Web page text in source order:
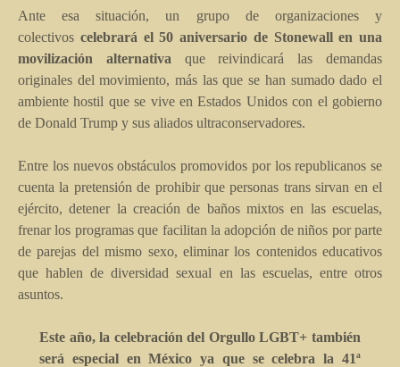
Ante esa situación, un grupo de organizaciones y
colectivos celebrará el 50 aniversario de Stonewall en una
movilización alternativa que reivindicará las demandas
originales del movimiento, más las que se han sumado dado el
ambiente hostil que se vive en Estados Unidos con el gobierno
de Donald Trump y sus aliados ultraconservadores.
Entre los nuevos obstáculos promovidos por los republicanos se
cuenta la pretensión de prohibir que personas trans sirvan en el
ejército, detener la creación de baños mixtos en las escuelas,
frenar los programas que facilitan la adopción de niños por parte
de parejas del mismo sexo, eliminar los contenidos educativos
que hablen de diversidad sexual en las escuelas, entre otros
asuntos.
Este año, la celebración del Orgullo LGBT+ también
será especial en México ya que se celebra la 41ª